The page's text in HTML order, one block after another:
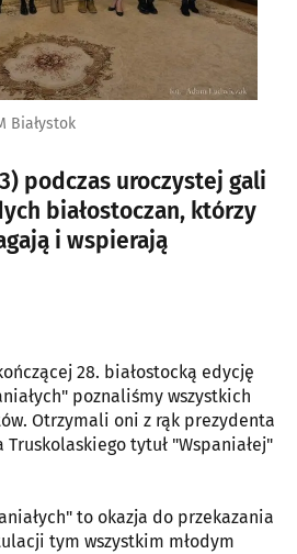
Białystok
podczas uroczystej gali
białostoczan, którzy
i wspierają
28. białostocką edycję
poznaliśmy wszystkich
Otrzymali oni z rąk prezydenta
Truskolaskiego tytuł "Wspaniałej"
to okazja do przekazania
tym wszystkim młodym